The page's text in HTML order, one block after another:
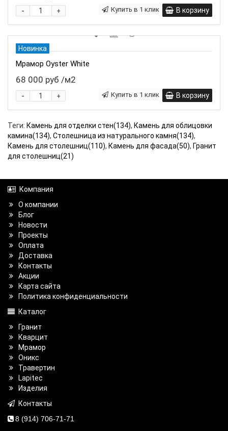
+
- В корзину
Купить в 1 клик
Новинка
Мрамор Oyster White
68 000 руб /м2
+
- В корзину
Купить в 1 клик
Теги: Камень для отделки стен(134), Камень для облицовки
камина(134), Столешница из натурального камня(134),
Камень для столешниц(110), Камень для фасада(50), Гранит
для столешниц(21)
Компания
О компании
Блог
Новости
Проекты
Оплата
Доставка
Контакты
Акции
Карта сайта
Политика конфиденциальности
Каталог
Гранит
Кварцит
Мрамор
Оникс
Травертин
Lapitec
Изделия
Контакты
8 (914) 706-71-71